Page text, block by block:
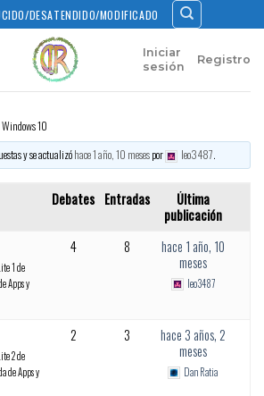
DESATENDIDO/MODIFICADO
Iniciar
sesión
Registro
Windows 10
y se actualizóhace 1 año, 10 mesespor leo3487.
Debates Entradas
Última
publicación
1 de
Apps y
4 8
hace 1 año, 10
meses
leo3487
2 de
de Apps y
2 3
hace 3 años, 2
meses
Dan Ratia